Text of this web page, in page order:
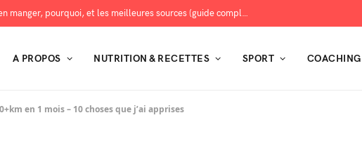
Les protéines : combien en manger, pourquoi, et les meilleures sources (guide complet)
A PROPOS NUTRITION & RECETTES SPORT
en 1 mois – 10 choses que j’ai apprises